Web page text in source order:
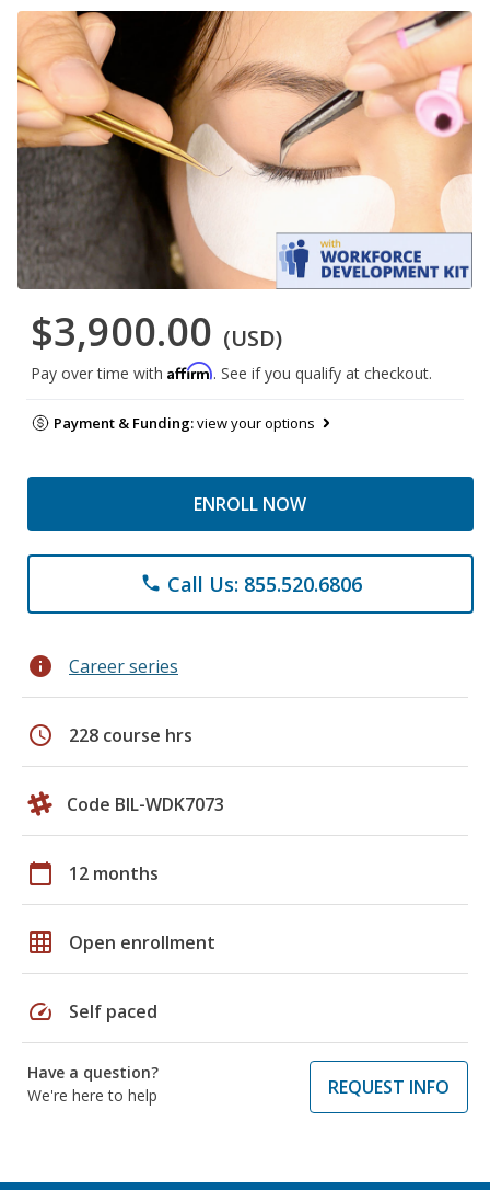
$3,900.00 (USD)
Pay over time with Affirm. See if you qualify at checkout.
Payment & Funding:view your options
ENROLL NOW
phone Call Us: 855.520.6806
info Career series
schedule 228 course hrs
Code BIL-WDK7073
calendar_today 12 months
grid_on Open enrollment
speed Self paced
Have a question?
We're here to help
REQUEST INFO